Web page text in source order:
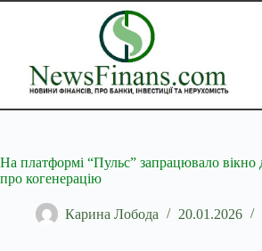
Перейти
На платформі “Пульс” запрацювало вікно
про когенерацію
Карина Лобода 20.01.2026